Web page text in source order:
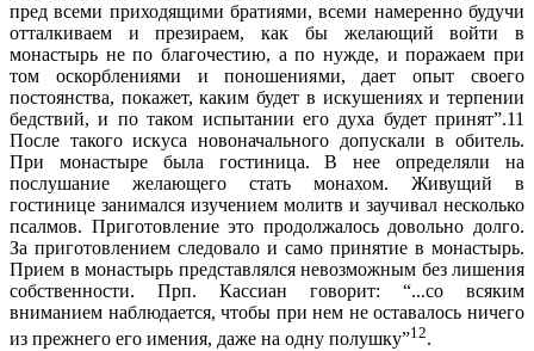
пред всеми приходящими братиями, всеми намеренно будучи
отталкиваем и презираем, как бы желающий войти в
монастырь не по благочестию, а по нужде, и поражаем при
том оскорблениями и поношениями, дает опыт своего
постоянства, покажет, каким будет в искушениях и терпении
бедствий, и по таком испытании его духа будет принят”.11
После такого искуса новоначального допускали в обитель.
При монастыре была гостиница. В нее определяли на
послушание желающего стать монахом. Живущий в
гостинице занимался изучением молитв и заучивал несколько
псалмов. Приготовление это продолжалось довольно долго.
За приготовлением следовало и само принятие в монастырь.
Прием в монастырь представлялся невозможным без лишения
собственности. Прп. Кассиан говорит: “...со всяким
вниманием наблюдается, чтобы при нем не оставалось ничего
из прежнего его имения, даже на одну полушку”12.